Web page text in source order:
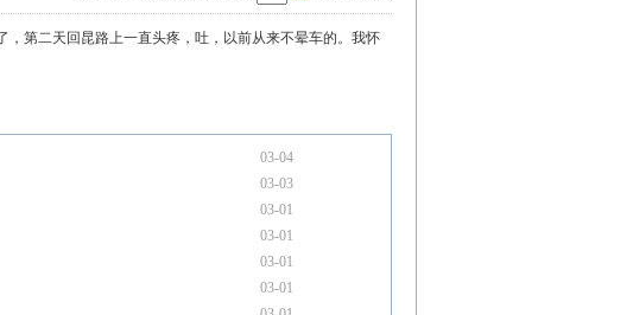
第二天回昆路上一直头疼，吐，以前从来不晕车的。我怀
03-04
03-03
03-01
03-01
03-01
03-01